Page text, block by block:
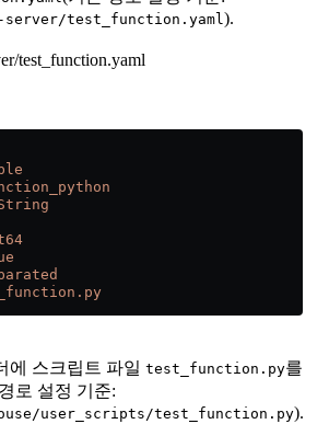
test_function.yaml ).
test_function.yaml
에 스크립트 파일 test_function.py를
로 설정 기준:
user_scripts/test_function.py).